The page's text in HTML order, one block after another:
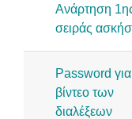
Ανάρτηση
σειράς
Password
βίντεο των
διαλέξεων